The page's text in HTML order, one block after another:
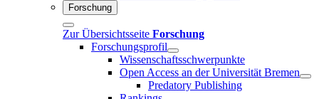
Forschung
Zur Übersichtsseite Forschung
Forschungsprofil
Wissenschaftsschwerpunkte
Open Access an der Universität Bremen
Predatory Publishing